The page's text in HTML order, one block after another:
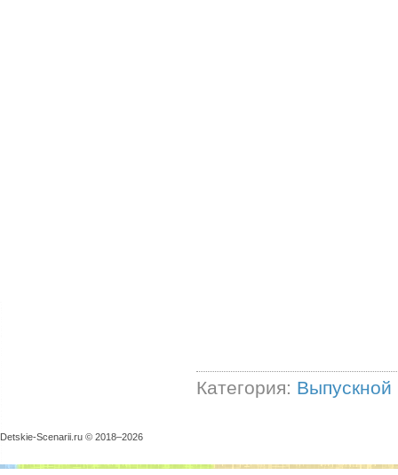
Категория: Выпускной
Detskie-Scenarii.ru © 2018–2026